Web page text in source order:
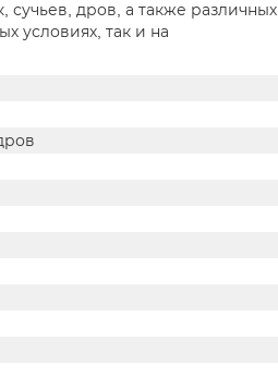
сучьев, дров, а также различных
условиях, так и на